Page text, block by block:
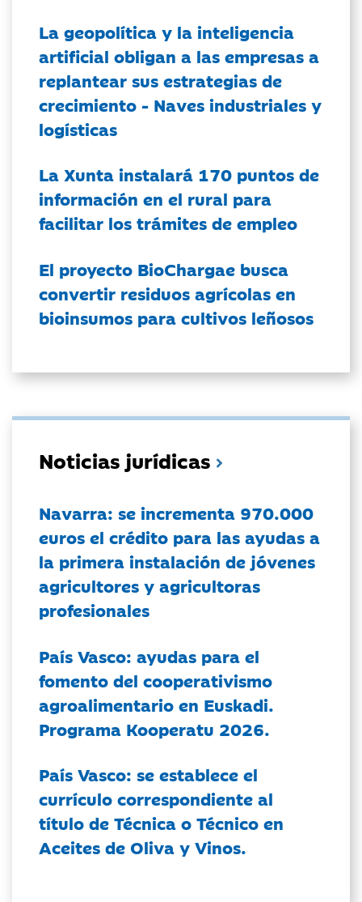
La geopolítica y la inteligencia
artificial obligan a las empresas a
replantear sus estrategias de
crecimiento - Naves industriales y
logísticas
La Xunta instalará 170 puntos de
información en el rural para
facilitar los trámites de empleo
El proyecto BioChargae busca
convertir residuos agrícolas en
bioinsumos para cultivos leñosos
Noticias jurídicas
Navarra: se incrementa 970.000
euros el crédito para las ayudas a
la primera instalación de jóvenes
agricultores y agricultoras
profesionales
País Vasco: ayudas para el
fomento del cooperativismo
agroalimentario en Euskadi.
Programa Kooperatu 2026.
País Vasco: se establece el
currículo correspondiente al
título de Técnica o Técnico en
Aceites de Oliva y Vinos.